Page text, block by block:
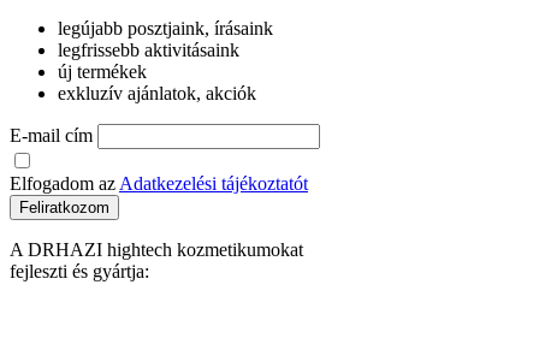
legújabb posztjaink, írásaink
legfrissebb aktivitásaink
új termékek
exkluzív ajánlatok, akciók
E-mail cím
Elfogadom az Adatkezelési tájékoztatót
Feliratkozom
A DRHAZI hightech kozmetikumokat
fejleszti és gyártja: